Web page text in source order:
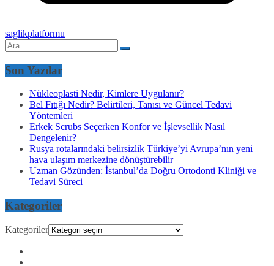
saglikplatformu
Son Yazılar
Nükleoplasti Nedir, Kimlere Uygulanır?
Bel Fıtığı Nedir? Belirtileri, Tanısı ve Güncel Tedavi
Yöntemleri
Erkek Scrubs Seçerken Konfor ve İşlevsellik Nasıl
Dengelenir?
Rusya rotalarındaki belirsizlik Türkiye’yi Avrupa’nın yeni
hava ulaşım merkezine dönüştürebilir
Uzman Gözünden: İstanbul’da Doğru Ortodonti Kliniği ve
Tedavi Süreci
Kategoriler
Kategoriler